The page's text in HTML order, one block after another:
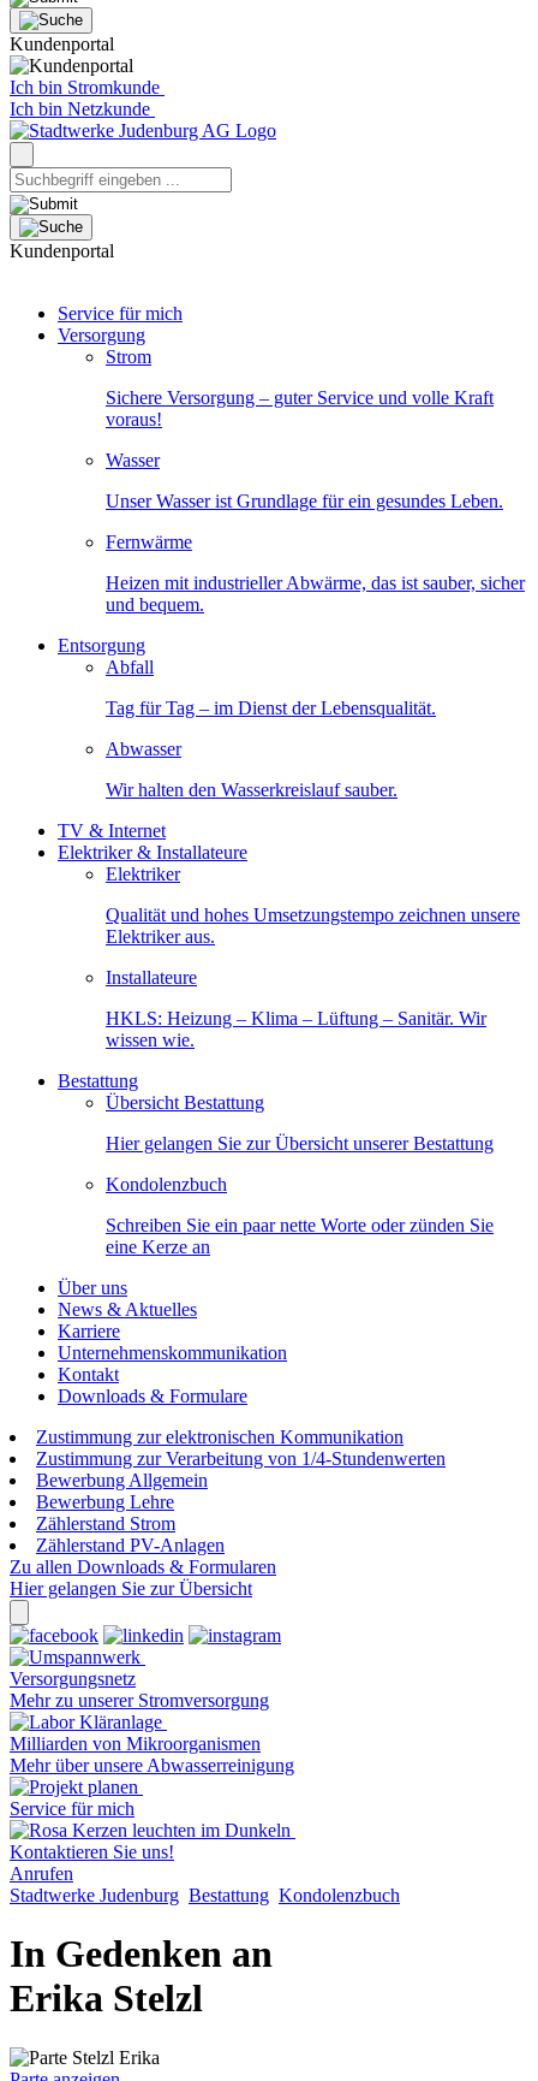
Kundenportal
Ich bin Stromkunde
Ich bin Netzkunde
Kundenportal
Service für mich
Versorgung
Strom
Sichere Versorgung – guter Service und volle Kraft
voraus!
Wasser
Unser Wasser ist Grundlage für ein gesundes Leben.
Fernwärme
Heizen mit industrieller Abwärme, das ist sauber, sicher
und bequem.
Entsorgung
Abfall
Tag für Tag – im Dienst der Lebensqualität.
Abwasser
Wir halten den Wasserkreislauf sauber.
TV & Internet
Elektriker & Installateure
Elektriker
Qualität und hohes Umsetzungstempo zeichnen unsere
Elektriker aus.
Installateure
HKLS: Heizung – Klima – Lüftung – Sanitär. Wir
wissen wie.
Bestattung
Übersicht Bestattung
Hier gelangen Sie zur Übersicht unserer Bestattung
Kondolenzbuch
Schreiben Sie ein paar nette Worte oder zünden Sie
eine Kerze an
Über uns
News & Aktuelles
Karriere
Unternehmenskommunikation
Kontakt
Downloads & Formulare
Zustimmung zur elektronischen Kommunikation
Zustimmung zur Verarbeitung von 1/4-Stundenwerten
Bewerbung Allgemein
Bewerbung Lehre
Zählerstand Strom
Zählerstand PV-Anlagen
Zu allen Downloads & Formularen
Hier gelangen Sie zur Übersicht
Versorgungsnetz
Mehr zu unserer Stromversorgung
Milliarden von Mikroorganismen
Mehr über unsere Abwasserreinigung
Service für mich
Kontaktieren Sie uns!
Anrufen
Stadtwerke Judenburg Bestattung Kondolenzbuch
In Gedenken an
Erika Stelzl